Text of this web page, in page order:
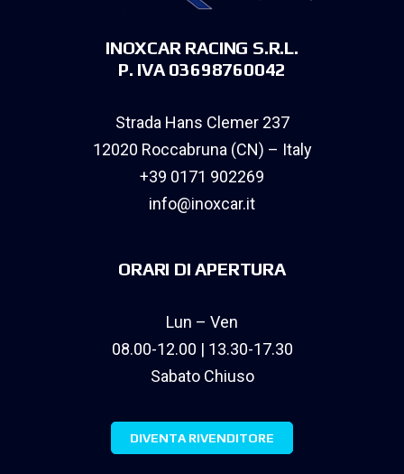
INOXCAR RACING S.R.L.
P. IVA 03698760042
Strada Hans Clemer 237
12020 Roccabruna (CN) – Italy
+39 0171 902269
info@inoxcar.it
ORARI DI APERTURA
Lun – Ven
08.00-12.00 | 13.30-17.30
Sabato Chiuso
DIVENTA RIVENDITORE